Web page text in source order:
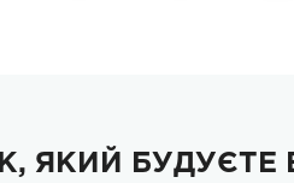
ЯКИЙ БУДУЄТЕ